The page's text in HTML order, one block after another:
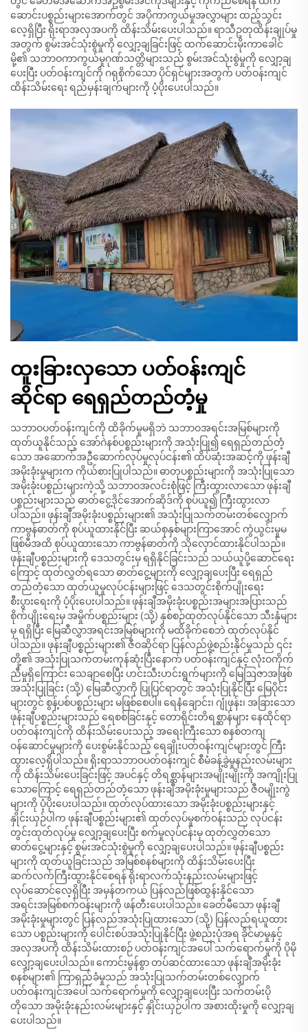
ဆောင်းပစ္စည်းများအောက်တွင် အပိုကာကွယ်မှုအလွှာများ ထည့်သွင်း
လေ့ရှိပြီး ရိုးရာအလှအပကို ထိန်းသိမ်းပေးပါသည်။ ရာသီဥတုထိန်းချုပ်မှု
အတွက် စွမ်းအင်သုံးစွဲမှုကို လျှော့ချခြင်းဖြင့် ထက်ဆောင်းမိုးကာခေါင်
မို့၏ သဘာဝကာကွယ်မှုဂုဏ်သတ္တိများသည် စွမ်းအင်သုံးစွဲမှုကို လျှော့ချ
ပေးပြီး ပတ်ဝန်းကျင်ကို ဂရုစိုက်သော ပိုင်ရှင်များအတွက် ပတ်ဝန်းကျင်
ထိန်းသိမ်းရေး ရည်မှန်းချက်များကို ပံ့ပိုးပေးပါသည်။
ထူးခြားလှသော ပတ်ဝန်းကျင်
ဆိုင်ရာ ရေရှည်တည်တံ့မှု
သဘာဝပတ်ဝန်းကျင်ကို ထိခိုက်မှုမရှိဘဲ သဘာဝအရင်းအမြစ်များကို
ထုတ်ယူနိုင်သည့် အော်ဂဲနစ်ပစ္စည်းများကို အသုံးပြု၍ ရေရှည်တည်တံ့
သော အဆောက်အဦဆောက်လုပ်မှုလုပ်ငန်း၏ ထိပ်ဆုံးအဆင့်ကို ဖုန်းချီ
အမိုးခုံးမှုများက ကိုယ်စားပြုပါသည်။ ဓာတုပစ္စည်းများကို အသုံးပြုသော
အမိုးခုံးပစ္စည်းများကဲ့သို့ သဘာဝအလင်းစုံဖြင့် ကြီးထွားလာသော ဖုန်းချီ
ပစ္စည်းများသည် ဓာတ်ငွေ့ဒိုင်အောက်ဆိုဒ်ကို စုပ်ယူ၍ ကြီးထွားလာ
ပါသည်။ ဖုန်းချီအမိုးခုံးပစ္စည်းများ၏ အသုံးပြုသက်တမ်းတစ်လျှောက်
ကာဗွန်ဓာတ်ကို စုပ်ယူထားနိုင်ပြီး ဆယ်စုနှစ်များကြာအောင် ကွဲယွင်းမှုမ
ဖြစ်မီအထိ စုပ်ယူထားသော ကာဗွန်ဓာတ်ကို သိုလှောင်ထားနိုင်ပါသည်။
ဖုန်းချီပစ္စည်းများကို ဒေသတွင်းမှ ရရှိနိုင်ခြင်းသည် သယ်ယူပို့ဆောင်ရေး
ကြောင့် ထုတ်လွှတ်ရသော ဓာတ်ငွေ့များကို လျှော့ချပေးပြီး ရေရှည်
တည်တံ့သော ထုတ်ယူမှုလုပ်ငန်းများဖြင့် ဒေသတွင်းစိုက်ပျိုးရေး
စီးပွားရေးကို ပံ့ပိုးပေးပါသည်။ ဖုန်းချီအမိုးခုံးပစ္စည်းအများအပြားသည်
စိုက်ပျိုးရေးမှ အမှိုက်ပစ္စည်းများ (သို့) နှစ်စဉ်ထုတ်လုပ်နိုင်သော သီးနှံများ
မှ ရရှိပြီး မြေဆီလွှာအရင်းအမြစ်များကို မထိခိုက်စေဘဲ ထုတ်လုပ်နိုင်
ပါသည်။ ဖုန်းချီပစ္စည်းများ၏ ဇီဝဆိုင်ရာ ပြန်လည်ဖွဲ့စည်းနိုင်မှုသည် ၎င်း
တို့၏ အသုံးပြုသက်တမ်းကုန်ဆုံးပြီးနောက် ပတ်ဝန်းကျင်နှင့် လုံးဝကိုက်
ညီမှုရှိကြောင်း သေချာစေပြီး ဟင်းသီးဟင်းရွက်များကို မြေဩဇာအဖြစ်
အသုံးပြုခြင်း (သို့) မြေဆီလွှာကို ပြုပြင်ရာတွင် အသုံးပြုနိုင်ပြီး မြေပိုင်း
များတွင် စွန့်ပစ်ပစ္စည်းများ မဖြစ်စေပါ။ ရေနံချောင်း၊ ဂျုံဖုန်း၊ အခြားသော
ဖုန်းချီပစ္စည်းများသည် ရေစစ်ခြင်းနှင့် တောရိုင်းတိရစ္ဆာန်များ နေထိုင်ရာ
ပတ်ဝန်းကျင်ကို ထိန်းသိမ်းပေးသည့် အရေးကြီးသော စနစ်တကျ
ဝန်ဆောင်မှုများကို ပေးစွမ်းနိုင်သည့် ရေချိုးပတ်ဝန်းကျင်များတွင် ကြီး
ထွားလေ့ရှိပါသည်။ ရိုးရာသဘာဝပတ်ဝန်းကျင် စီမံခန့်ခွဲမှုနည်းလမ်းများ
ကို ထိန်းသိမ်းပေးခြင်းဖြင့် အပင်နှင့် တိရစ္ဆာန်များအမျိုးမျိုးကို အကျိုးပြု
သောကြောင့် ရေရှည်တည်တံ့သော ဖုန်းချီအမိုးခုံးမှုများသည် ဇီဝမျိုးကွဲ
များကို ပံ့ပိုးပေးပါသည်။ ထုတ်လုပ်ထားသော အမိုးခုံးပစ္စည်းများနှင့်
နှိုင်းယှဉ်ပါက ဖုန်းချီပစ္စည်းများ၏ ထုတ်လုပ်မှုစက်ဝန်းသည် လုပ်ငန်း
တွင်းထုတ်လုပ်မှု လျှော့ချပေးပြီး စက်မှုလုပ်ငန်းမှ ထုတ်လွှတ်သော
ဓာတ်ငွေ့များနှင့် စွမ်းအင်သုံးစွဲမှုကို လျှော့ချပေးပါသည်။ ဖုန်းချီပစ္စည်း
များကို ထုတ်ယူခြင်းသည် အမြစ်စနစ်များကို ထိန်းသိမ်းပေးပြီး
ဆက်လက်ကြီးထွားနိုင်စေရန် ရိုးရာလက်သုံးနည်းလမ်းများဖြင့်
လုပ်ဆောင်လေ့ရှိပြီး အမှန်တကယ် ပြန်လည်ဖြစ်ထွန်းနိုင်သော
အရင်းအမြစ်စက်ဝန်းများကို ဖန်တီးပေးပါသည်။ ခေတ်မီသော ဖုန်းချီ
အမိုးခုံးမှုများတွင် ပြန်လည်အသုံးပြုထားသော (သို့) ပြန်လည်ရယူထား
သော ပစ္စည်းများကို ပေါင်းစပ်အသုံးပြုနိုင်ပြီး ဖွဲ့စည်းပုံအရ ခိုင်မာမှုနှင့်
အလှအပကို ထိန်းသိမ်းထားစဉ် ပတ်ဝန်းကျင်အပေါ် သက်ရောက်မှုကို ပိုမို
လျှော့ချပေးပါသည်။ ကောင်းမွန်စွာ တပ်ဆင်ထားသော ဖုန်းချီအမိုးခုံး
စနစ်များ၏ ကြာရှည်ခံမှုသည် အသုံးပြုသက်တမ်းတစ်လျှောက်
ပတ်ဝန်းကျင်အပေါ် သက်ရောက်မှုကို လျှော့ချပေးပြီး သက်တမ်းပို
တိုသော အမိုးခုံးနည်းလမ်းများနှင့် နှိုင်းယှဉ်ပါက အစားထိုးမှုကို လျှော့ချ
ပေးပါသည်။